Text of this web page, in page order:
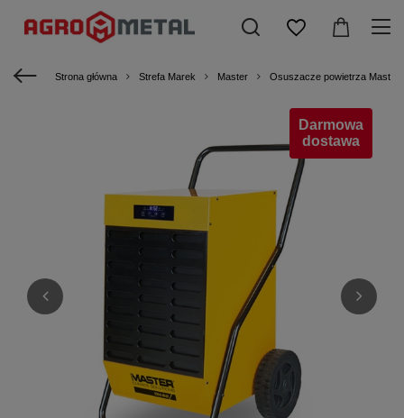
Strona główna Strefa Marek Master Osuszacze powietrza Master
Darmowa
dostawa